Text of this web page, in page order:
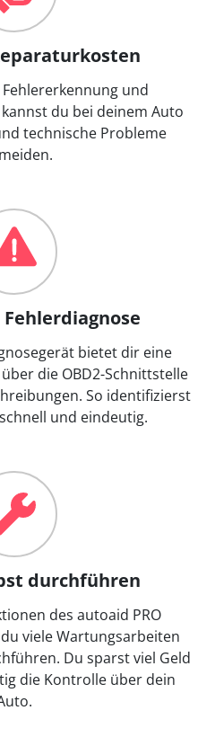
und
du bei deinem Auto
technische Probleme
bietet dir eine
die OBD2-Schnittstelle
So identifizierst
und eindeutig.
durchführen
des autoaid PRO
viele Wartungsarbeiten
Du sparst viel Geld
die Kontrolle über dein